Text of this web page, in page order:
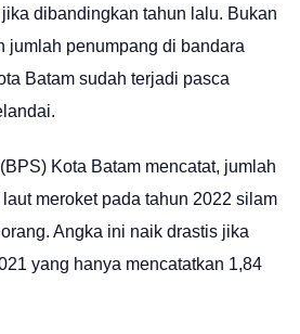
dibandingkan tahun lalu. Bukan
jumlah penumpang di bandara
Batam sudah terjadi pasca
Kota Batam mencatat, jumlah
meroket pada tahun 2022 silam
Angka ini naik drastis jika
yang hanya mencatatkan 1,84